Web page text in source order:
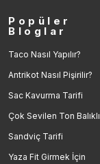
Popüler
Bloglar
Taco Nasıl Yapılır?
Antrikot Nasıl Pişirilir?
Sac Kavurma Tarifi
Çok Sevilen Ton Balıklı
Sandviç Tarifi
Yaza Fit Girmek İçin